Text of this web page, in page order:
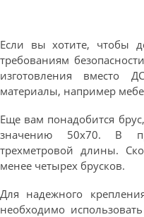
Если вы хотите, чтобы
требованиям
изготовления вместо
материалы, например
Еще вам понадобится
значению 50х70. В
трехметровой длины.
менее четырех брусков.
Для надежного
необходимо